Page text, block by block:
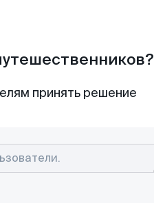
принять решение